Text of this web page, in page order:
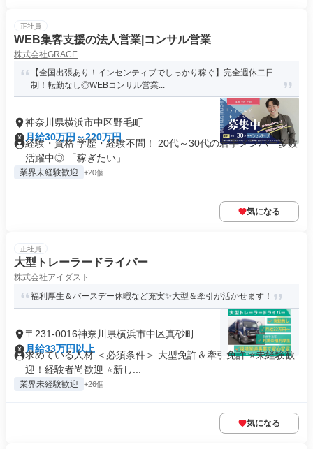
正社員
WEB集客⽀援の法人営業|コンサル営業
株式会社GRACE
【全国出張あり！インセンティブでしっかり稼ぐ】完全週休⼆⽇
制！転勤なし◎WEBコンサル営業...
神奈川県横浜市中区野毛町
月給30万円～220万円
経験・資格 学歴・経験不問！ 20代～30代の若⼿メンバー多数
活躍中◎ 「稼ぎたい」...
業界未経験歓迎 +20個
気になる
正社員
大型トレーラードライバー
株式会社アイダスト
福利厚生＆バースデー休暇など充実✨大型＆牽引が活かせます！
〒231-0016神奈川県横浜市中区真砂町
月給33万円以上
求めている人材 ＜必須条件＞ 大型免許＆牽引免許 ⭐未経験歓
迎！経験者尚歓迎 ⭐新し...
業界未経験歓迎 +26個
気になる